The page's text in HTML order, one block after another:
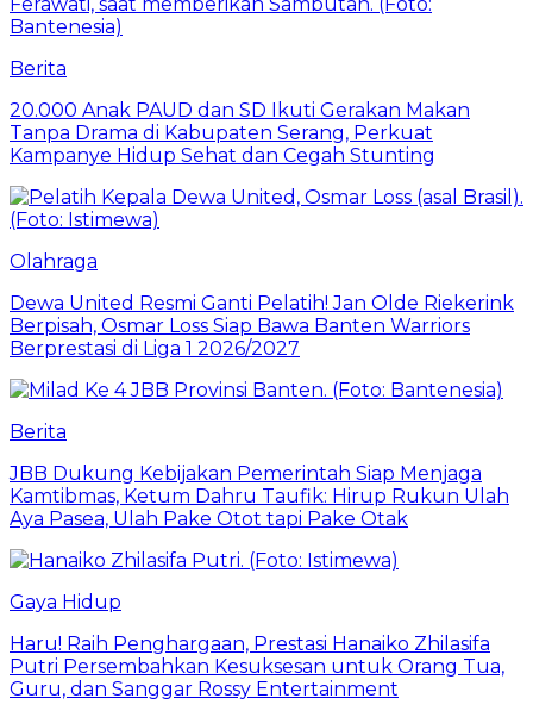
Berita
20.000 Anak PAUD dan SD Ikuti Gerakan Makan
Tanpa Drama di Kabupaten Serang, Perkuat
Kampanye Hidup Sehat dan Cegah Stunting
Olahraga
Dewa United Resmi Ganti Pelatih! Jan Olde Riekerink
Berpisah, Osmar Loss Siap Bawa Banten Warriors
Berprestasi di Liga 1 2026/2027
Berita
JBB Dukung Kebijakan Pemerintah Siap Menjaga
Kamtibmas, Ketum Dahru Taufik: Hirup Rukun Ulah
Aya Pasea, Ulah Pake Otot tapi Pake Otak
Gaya Hidup
Haru! Raih Penghargaan, Prestasi Hanaiko Zhilasifa
Putri Persembahkan Kesuksesan untuk Orang Tua,
Guru, dan Sanggar Rossy Entertainment